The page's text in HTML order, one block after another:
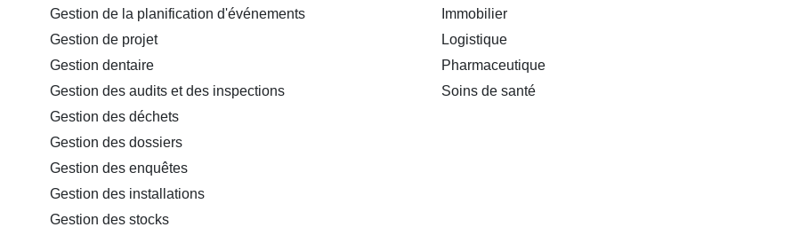
Gestion de la planification d'événements
Gestion de projet
Gestion dentaire
Gestion des audits et des inspections
Gestion des déchets
Gestion des dossiers
Gestion des enquêtes
Gestion des installations
Gestion des stocks
Immobilier
Logistique
Pharmaceutique
Soins de santé